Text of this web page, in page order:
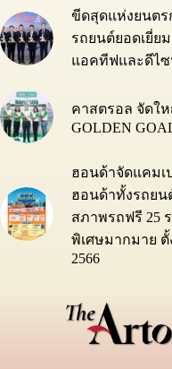
ขีดสุดแห่งยนตร
รถยนต์ยอดเยี่ย
แอคทีฟและดีไซ
คาสตรอล จัดให
GOLDEN
ฮอนด้าจัดแคม
ฮอนด้าทั้งรถยน
สภาพรถฟรี 25
พิเศษมากมาย ตั้
2566